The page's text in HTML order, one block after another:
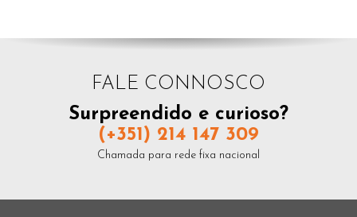
FALE CONNOSCO
Surpreendido e curioso?
(+351) 214 147 309
Chamada para rede fixa nacional